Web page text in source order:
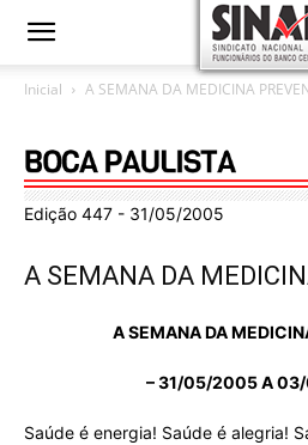
Inicial A SEMANA DA MEDICINA
Edição 447 - 31/05/2005
A SEMANA DA
A SEMANA DA
– 31/05/2005 A
Saúde é energia! Saúde é alegria!